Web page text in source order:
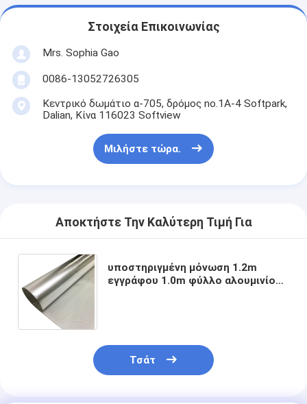
Κολλητική ταινία φύλλων αλουμινίου αργιλίου
Ταινία υφασμάτων γυαλιού φύλλων αλουμινίου αργιλίου
Αντιμέτωπο φύλλο αλουμινίου έγγραφο της Kraft
Ύφασμα φίμπεργκλας φύλλων αλουμινίου αργιλίου
Ταινία αγωγών υφασμάτων
Το διπλάσιο πλαισίωσε την κολλητική ταινία
Κολλητική ταινία της PET
Ρίψη επένδυσης ακρίβειας
Ηλεκτρική πίνακα μόνωσης
Στοιχεία Επικοινωνίας
Mrs. Sophia Gao
0086-13052726305
Κεντρικό δωμάτιο α-705, δρόμος no.1A-4 Softpark,
Dalian, Κίνα 116023 Softview
Μιλήστε τώρα.
Αποκτήστε Την Καλύτερη Τιμή Για
υποστηριγμένη μόνωση 1.2m
εγγράφου 1.0m φύλλο αλουμινίου
Τσάτ